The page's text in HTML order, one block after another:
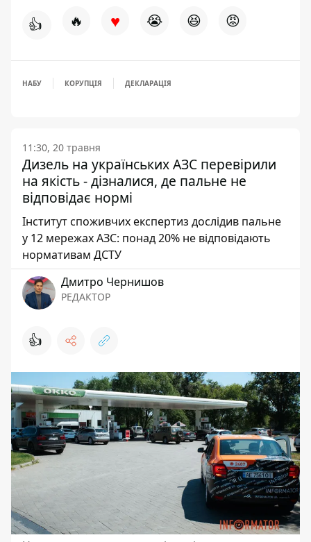
👍 🔥 ♥ 😭 😆 😡
НАБУ КОРУПЦІЯ ДЕКЛАРАЦІЯ
11:30, 20 травня
Дизель на українських АЗС перевірили
на якість - дізналися, де пальне не
відповідає нормі
Інститут споживчих експертиз дослідив пальне
у 12 мережах АЗС: понад 20% не відповідають
нормативам ДСТУ
Дмитро Чернишов
РЕДАКТОР
👍